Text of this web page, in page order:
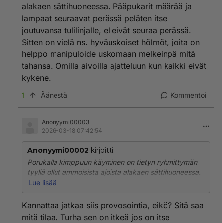
alakaen sättihuoneessa. Pääpukarit määrää ja
lampaat seuraavat perässä peläten itse
joutuvansa tulilinjalle, elleivät seuraa perässä.
Sitten on vielä ns. hyväuskoiset hölmöt, joita on
helppo manipuloide uskomaan melkeinpä mitä
tahansa. Omilla aivoilla ajatteluun kun kaikki eivät
kykene.
1 Äänestä Kommentoi
Anonyymi00003
2026-03-18 07:42:54
Anonyymi00002 kirjoitti:
Porukalla kimppuun käyminen on tietyn ryhmittymän
tyyliä ollut ammoisista ajoista alakaen sättihuoneessa.
Pääpukarit määrää ja lampaat seuraavat perässä
perässä.
Sitten on vielä ns. hyväuskoiset hölmöt, joita on helppo
manipuloide uskomaan melkeinpä mitä tahansa. Omilla
Lue lisää
Kannattaa jatkaa siis provosointia, eikö? Sitä saa
mitä tilaa. Turha sen on itkeä jos on itse